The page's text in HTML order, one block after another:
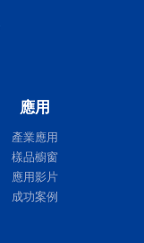
應用
產業應用
樣品櫥窗
應用影片
成功案例